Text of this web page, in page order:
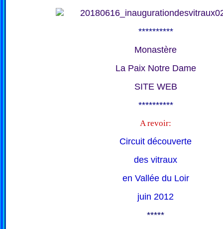
**********
Monastère
La Paix Notre Dame
SITE WEB
**********
A revoir:
Circuit découverte
des vitraux
en Vallée du Loir
juin 2012
*****